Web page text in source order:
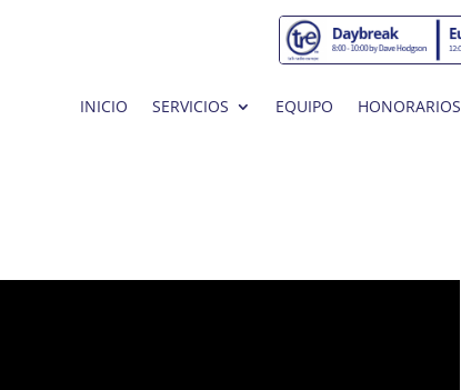
INICIO SERVICIOS EQUIPO HONORARIOS